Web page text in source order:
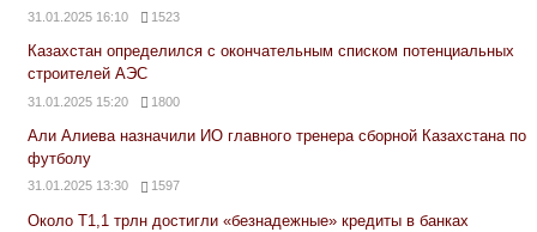
31.01.2025 16:10 1523
Казахстан определился с окончательным списком потенциальных
строителей АЭС
31.01.2025 15:20 1800
Али Алиева назначили ИО главного тренера сборной Казахстана по
футболу
31.01.2025 13:30 1597
Около Т1,1 трлн достигли «безнадежные» кредиты в банках